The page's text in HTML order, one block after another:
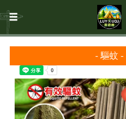
- 驅蚊 -